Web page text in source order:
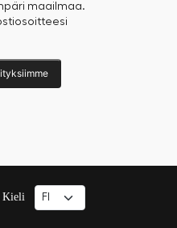
maailmaa.
Kieli